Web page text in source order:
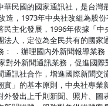
華民國的國家通訊社，是台灣
造，1973年中央社改組為股
民主化發展，1996年依據「中
法人，定位為全民共有的國家
： ．辦理國內外新聞報導業
對外新聞通訊業務，促進國際
通訊社合作，增進國際新聞交
實」的基本原則，中央社專業
外發出上千則新聞、照片、圖